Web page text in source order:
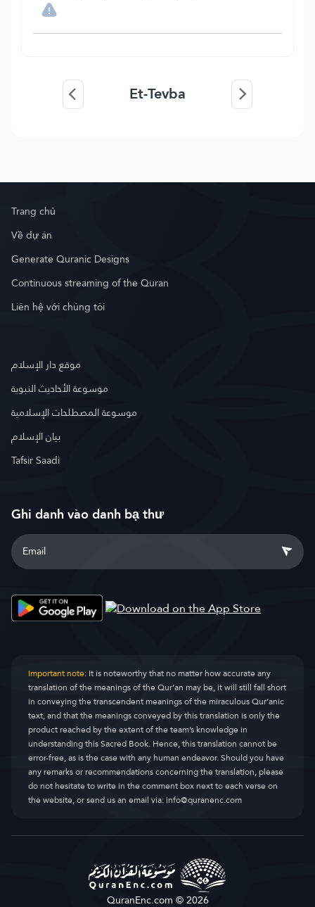
Et-Tevba
Trang chủ
Về dự án
Generate Quranic Designs
Continuous streaming of the Quran
Liên hệ với chúng tôi
موقع دار الإسلام
موسوعة الأحاديث النبوية
موسوعة المصطلحات الإسلامية
بيان الإسلام
Tafsir Saadi
Ghi danh vào danh bạ thư
Important note:It is noteworthy that no matter how accurate any
translation of the meanings of the Qur’an may be, it will still fall short
in conveying the transcendent meanings of the miraculous Qur’anic
text, and that the meanings conveyed by this translation is only the
product reached by the extent of the team’s knowledge in
understanding this Sacred Book. Hence, this translation cannot be
error-free, as is the case with any human endeavor. Should you have
any remarks or recommendations concerning the translation, please
do not hesitate to write in the comment box next to each verse on
the website, or send us an email via:info@quranenc.com
QuranEnc.com © 2026